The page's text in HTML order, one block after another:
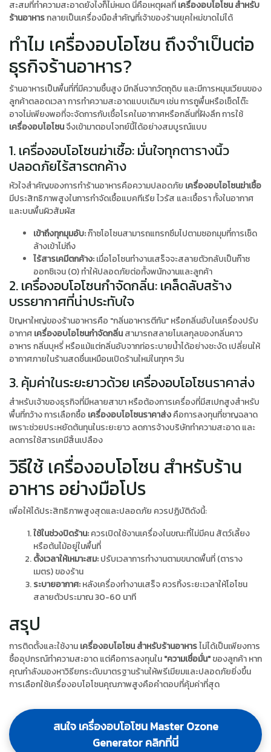
สะสมที่ทำความสะอาดยังไงก็ไม่หมด นี่คือเหตุผลที่เครื่องอบโอโซน สำหรับ
ร้านอาหารกลายเป็นเครื่องมือสำคัญที่เจ้าของร้านยุคใหม่ขาดไม่ได้
ทำไม เครื่องอบโอโซน ถึงจำเป็นต่อ
ธุรกิจร้านอาหาร?
ร้านอาหารเป็นพื้นที่ที่มีความชื้นสูง มีกลิ่นจากวัตถุดิบ และมีการหมุนเวียนของ
ลูกค้าตลอดเวลา การทำความสะอาดแบบเดิมๆ เช่น การถูพื้นหรือเช็ดโต๊ะ
อาจไม่เพียงพอที่จะจัดการกับเชื้อโรคในอากาศหรือกลิ่นที่ฝังลึก การใช้
เครื่องอบโอโซนจึงเข้ามาตอบโจทย์นี้ได้อย่างสมบูรณ์แบบ
1. เครื่องอบโอโซนฆ่าเชื้อ: มั่นใจทุกตารางนิ้ว
ปลอดภัยไร้สารตกค้าง
หัวใจสำคัญของการทำร้านอาหารคือความปลอดภัย เครื่องอบโอโซนฆ่าเชื้อ
มีประสิทธิภาพสูงในการกำจัดเชื้อแบคทีเรีย ไวรัส และเชื้อรา ทั้งในอากาศ
และบนพื้นผิวสัมผัส
เข้าถึงทุกมุมอับ:ก๊าซโอโซนสามารถแทรกซึมไปตามซอกมุมที่การเช็ด
ล้างเข้าไม่ถึง
ไร้สารเคมีตกค้าง:เมื่อโอโซนทำงานเสร็จจะสลายตัวกลับเป็นก๊าซ
ออกซิเจน (O) ทำให้ปลอดภัยต่อทั้งพนักงานและลูกค้า
2. เครื่องอบโอโซนกำจัดกลิ่น: เคล็ดลับสร้าง
บรรยากาศที่น่าประทับใจ
ปัญหาใหญ่ของร้านอาหารคือ "กลิ่นอาหารตีกัน" หรือกลิ่นอับในเครื่องปรับ
อากาศเครื่องอบโอโซนกำจัดกลิ่นสามารถสลายโมเลกุลของกลิ่นคาว
อาหาร กลิ่นบุหรี่ หรือแม้แต่กลิ่นอับจากท่อระบายน้ำได้อย่างชะงัด เปลี่ยนให้
อากาศภายในร้านสดชื่นเหมือนเปิดร้านใหม่ในทุกๆ วัน
3. คุ้มค่าในระยะยาวด้วย เครื่องอบโอโซนราคาส่ง
สำหรับเจ้าของธุรกิจที่มีหลายสาขา หรือต้องการเครื่องที่มีสเปกสูงสำหรับ
พื้นที่กว้าง การเลือกซื้อ เครื่องอบโอโซนราคาส่งคือการลงทุนที่ชาญฉลาด
เพราะช่วยประหยัดต้นทุนในระยะยาว ลดการจ้างบริษัททำความสะอาด และ
ลดการใช้สารเคมีสิ้นเปลือง
วิธีใช้ เครื่องอบโอโซน สำหรับร้าน
อาหาร อย่างมือโปร
เพื่อให้ได้ประสิทธิภาพสูงสุดและปลอดภัย ควรปฏิบัติดังนี้:
ใช้ในช่วงปิดร้าน:ควรเปิดใช้งานเครื่องในขณะที่ไม่มีคน สัตว์เลี้ยง
หรือต้นไม้อยู่ในพื้นที่
ตั้งเวลาให้เหมาะสม:ปรับเวลาการทำงานตามขนาดพื้นที่ (ตาราง
เมตร) ของร้าน
ระบายอากาศ:หลังเครื่องทำงานเสร็จ ควรทิ้งระยะเวลาให้โอโซน
สลายตัวประมาณ 30-60 นาที
สรุป
การติดตั้งและใช้งานเครื่องอบโอโซน สำหรับร้านอาหารไม่ได้เป็นเพียงการ
ซื้ออุปกรณ์ทำความสะอาด แต่คือการลงทุนใน"ความเชื่อมั่น"ของลูกค้า หาก
คุณกำลังมองหาวิธียกระดับมาตรฐานร้านให้พรีเมียมและปลอดภัยยิ่งขึ้น
การเลือกใช้เครื่องอบโอโซนคุณภาพสูงคือคำตอบที่คุ้มค่าที่สุด
สนใจ เครื่องอบโอโซน Master Ozone
Generator คลิกที่นี่